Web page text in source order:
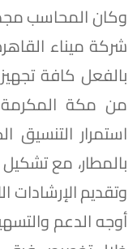
وكان المحاسب
شركة ميناء
بالفعل كافة
من مكة المكرمة
استمرار التنسيق
بالمطار، مع
وتقديم الإرشادات
أوجه الدعم